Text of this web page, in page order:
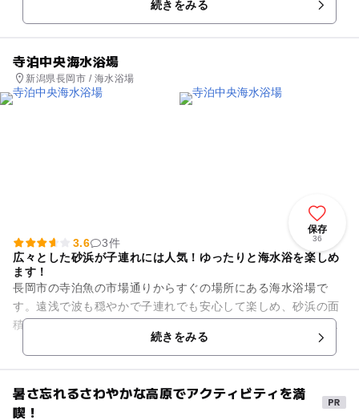
きな魅力の一つ。夏の日本...続きをみる
寺泊中央海水浴場
新潟県長岡市 / 海水浴場
保存
36
3.6
3件
広々とした砂浜が子連れには人気！ゆったりと海水浴を楽しめ
ます！
長岡市の寺泊魚の市場通りからすぐの場所にある海水浴場で
す。遠浅で波も穏やかで子連れでも安心して楽しめ、砂浜の面
積も広くゆったりと利用できます。ヤシの木なども植えられて
いて、どこか南国の雰囲気も味...
続きをみる
暑さ忘れるさわやかな高原でアクティビティを満
喫！